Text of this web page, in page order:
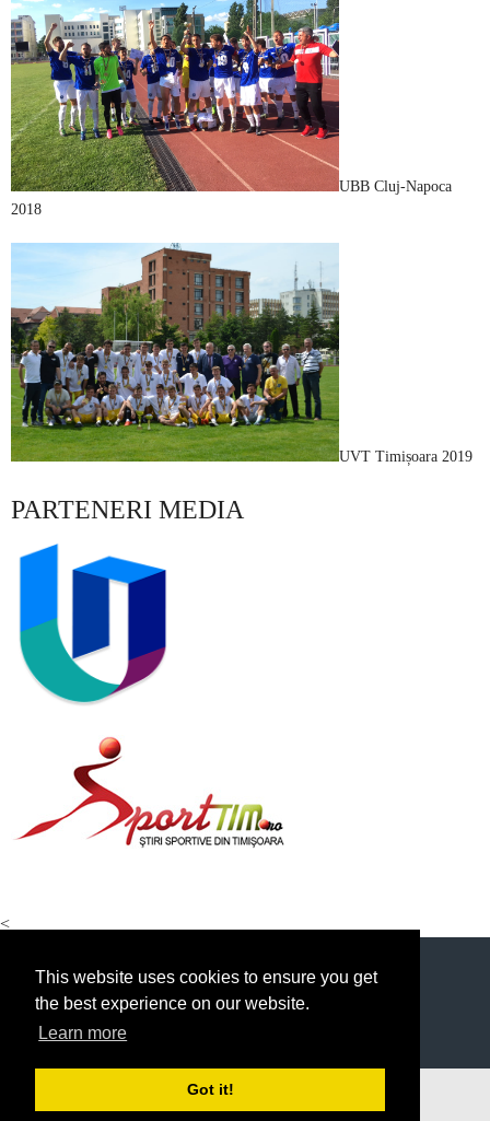
This website uses cookies to ensure you get
the best experience on our website.
Learn more
Got it!
UBB Cluj-Napoca
2018
UVT Timișoara 2019
PARTENERI MEDIA
<